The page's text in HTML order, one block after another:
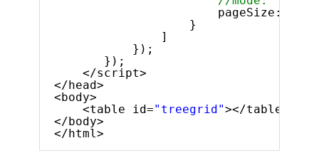
pageSize: 10
}
]
});
});
</script>
</head>
<body>
<table id="treegrid"></table>
</body>
</html>